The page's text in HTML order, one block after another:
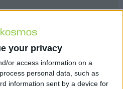
your privacy
or access information on a
personal data, such as
information sent by a device for
Σύλλογος Λέσβου
με την οποία
Δημοσίου
με την απόφασή τουνα
1 Νοεμβρίου 2008